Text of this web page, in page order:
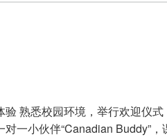
验 熟悉校园环境，举行欢迎仪
对一小伙伴“Canadian Buddy”